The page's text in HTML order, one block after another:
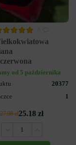
od 5 października
20377
1
27.98 zł25.18 zł